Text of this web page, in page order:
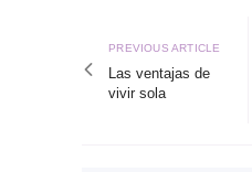
entradas
Previous
article
PREVIOUS ARTICLE
Las ventajas de
vivir sola